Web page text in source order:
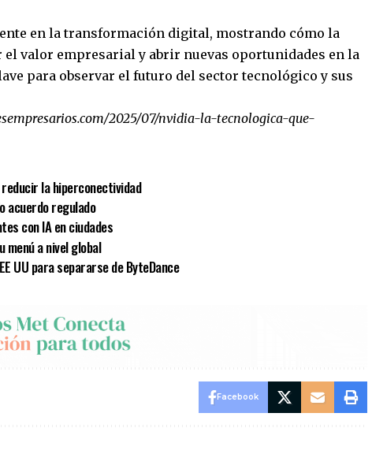
en la transformación digital, mostrando cómo la
valor empresarial y abrir nuevas oportunidades en la
para observar el futuro del sector tecnológico y sus
2025/07/nvidia-la-tecnologica-que-
la hiperconectividad
acuerdo regulado
con IA en ciudades
menú a nivel global
UU para separarse de ByteDance
Facebook